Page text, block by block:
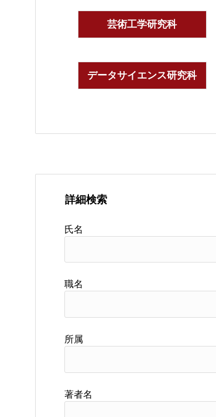
芸術工学研究科
データサイエンス研究科
詳細検索
氏名
職名
所属
著者名